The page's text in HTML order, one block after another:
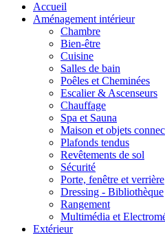
Accueil
Aménagement intérieur
Chambre
Bien-être
Cuisine
Salles de bain
Poêles et Cheminées
Escalier & Ascenseurs
Chauffage
Spa et Sauna
Maison et objets
Plafonds tendus
Revêtements de sol
Sécurité
Porte, fenêtre et verrière
Dressing - Bibliothèque
Rangement
Multimédia et
Extérieur